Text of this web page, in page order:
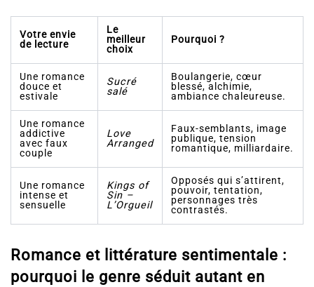
Votre envie
de lecture
Le
meilleur
choix
Pourquoi ?
Une romance
douce et
estivale
Sucré
salé
Boulangerie, cœur
blessé, alchimie,
ambiance chaleureuse.
Une romance
addictive
avec faux
couple
Love
Arranged
Faux-semblants, image
publique, tension
romantique, milliardaire.
Une romance
intense et
sensuelle
Kings of
Sin –
L’Orgueil
Opposés qui s’attirent,
pouvoir, tentation,
personnages très
contrastés.
Romance et littérature sentimentale :
pourquoi le genre séduit autant en